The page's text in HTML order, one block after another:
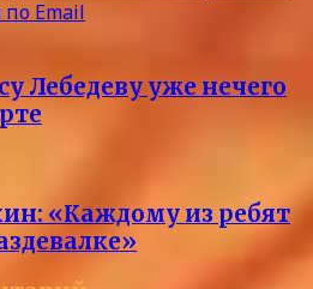
Email
Лебедеву уже нечего
«Каждому из ребят